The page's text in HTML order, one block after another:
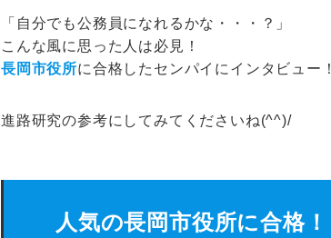
「自分でも公務員になれるかな・・・？」
こんな風に思った人は必見！
長岡市役所に合格したセンパイにインタビュー！
進路研究の参考にしてみてくださいね(^^)/
人気の長岡市役所に合格！